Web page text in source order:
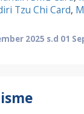
Tzu Chi Card,
2025 s.d 01